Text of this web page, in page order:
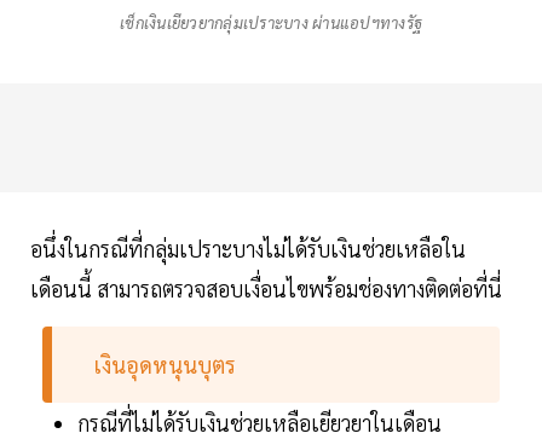
เช็กเงินเยียวยากลุ่มเปราะบาง ผ่านแอปฯทางรัฐ
อนึ่งในกรณีที่กลุ่มเปราะบางไม่ได้รับเงินช่วยเหลือใน
เดือนนี้ สามารถตรวจสอบเงื่อนไขพร้อมช่องทางติดต่อที่นี่
เงินอุดหนุนบุตร
กรณีที่ไม่ได้รับเงินช่วยเหลือเยียวยาในเดือน